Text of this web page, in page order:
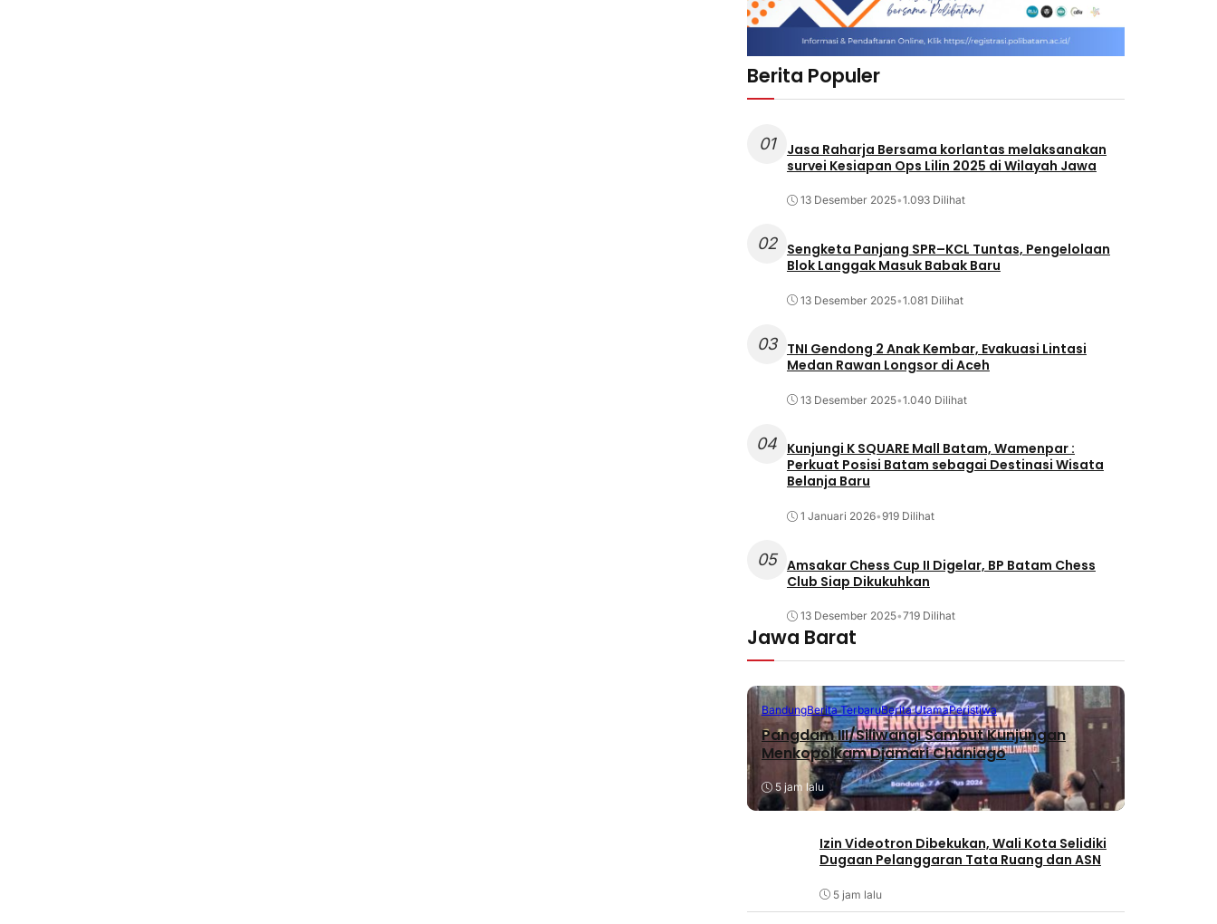
Berita Populer
01
Jasa Raharja Bersama korlantas melaksanakan
survei Kesiapan Ops Lilin 2025 di Wilayah Jawa
13 Desember 2025•1.093 Dilihat
02
Sengketa Panjang SPR–KCL Tuntas, Pengelolaan
Blok Langgak Masuk Babak Baru
13 Desember 2025•1.081 Dilihat
03
TNI Gendong 2 Anak Kembar, Evakuasi Lintasi
Medan Rawan Longsor di Aceh
13 Desember 2025•1.040 Dilihat
04 Kunjungi K SQUARE Mall Batam, Wamenpar :
Perkuat Posisi Batam sebagai Destinasi Wisata
Belanja Baru
1 Januari 2026•919 Dilihat
05 Amsakar Chess Cup II Digelar, BP Batam Chess
Club Siap Dikukuhkan
13 Desember 2025•719 Dilihat
Jawa Barat
BandungBerita TerbaruBerita UtamaPeristiwa
Pangdam III/Siliwangi Sambut Kunjungan
Menkopolkam Djamari Chaniago
5 jam lalu
Izin Videotron Dibekukan, Wali Kota Selidiki
Dugaan Pelanggaran Tata Ruang dan ASN
5 jam lalu